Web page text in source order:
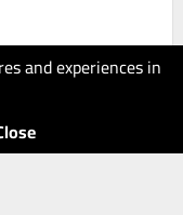
and experiences in